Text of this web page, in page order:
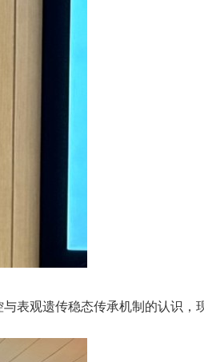
表观遗传稳态传承机制的认识，